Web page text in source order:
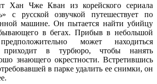
Хан Чже Кван из корейского сериала
с русской озвучкой путешествует по
машине. Он пытается найти убийцу
в бегах. Прибыв в небольшой
может находиться
приходит в турбюро, чтобы нанять
знающего окрестности. Встретившись
в парке удалить ее снимки, он